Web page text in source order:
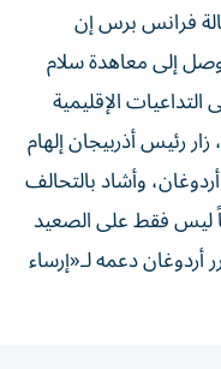
فرانس برس إن
إلى معاهدة سلام
التداعيات الإقليمية
رئيس أذربيجان إلهام
وأشاد بالتحالف
ليس فقط على الصعيد
دعمه لـ«إرساء